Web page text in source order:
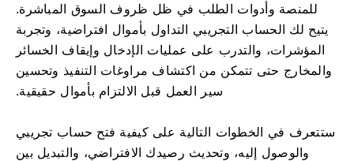
للمنصة وأدوات الطلب في ظل ظروف السوق المباشرة.
يتيح لك الحساب التجريبي التداول بأموال افتراضية، وتجربة
المؤشرات، والتدرب على عمليات الإدخال وإيقاف الخسائر
والمخارج حتى تتمكن من اكتشاف مراوغات التنفيذ وتحسين
سير العمل قبل الالتزام بأموال حقيقية.
ستتعرف في الخطوات التالية على كيفية فتح حساب تجريبي
والوصول إليه، وتحديث رصيدك الافتراضي، والتبديل بين